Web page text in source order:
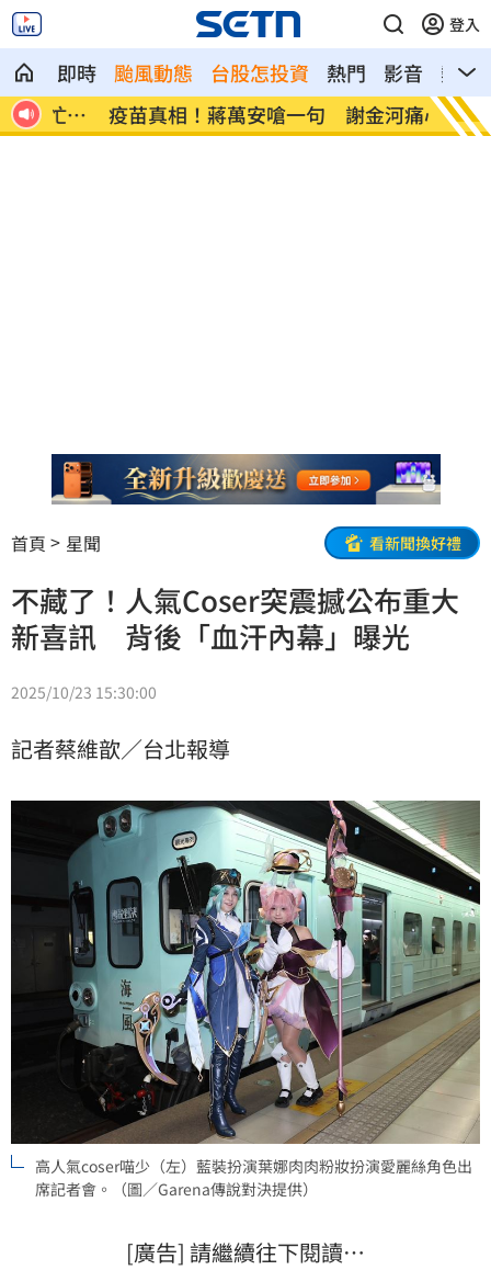
登入
即時 颱風動態 台股怎投資 熱門 影音
熱搜
一
疫苗真相！蔣萬安嗆一句 謝金河痛心發
聲
股災
10%
首頁 星聞 看新聞換好禮
不藏了！人氣Coser突震撼公布重大
新喜訊 背後「血汗內幕」曝光
2025/10/23 15:30:00
記者蔡維歆／台北報導
高人氣coser喵少（左）藍裝扮演葉娜肉肉粉妝扮演愛麗絲角色出
席記者會。（圖／Garena傳說對決提供）
[廣告] 請繼續往下閱讀…